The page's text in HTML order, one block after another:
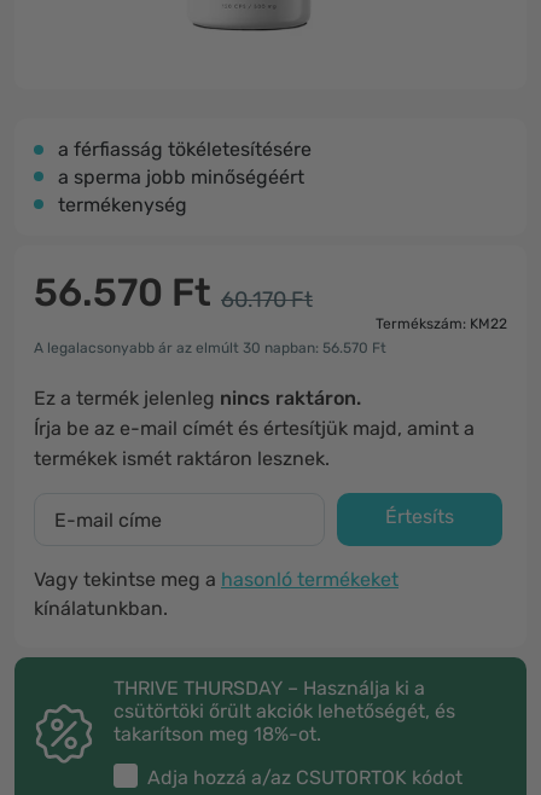
a férfiasság tökéletesítésére
a sperma jobb minőségéért
termékenység
56.570 Ft 60.170 Ft
Termékszám: KM22
A legalacsonyabb ár az elmúlt 30 napban: 56.570 Ft
Ez a termék jelenleg nincs raktáron.
Írja be az e-mail címét és értesítjük majd, amint a
termékek ismét raktáron lesznek.
Értesíts
Vagy tekintse meg a hasonló termékeket
kínálatunkban.
THRIVE THURSDAY – Használja ki a
csütörtöki őrült akciók lehetőségét, és
takarítson meg 18%-ot.
Adja hozzá a/az CSUTORTOK kódot